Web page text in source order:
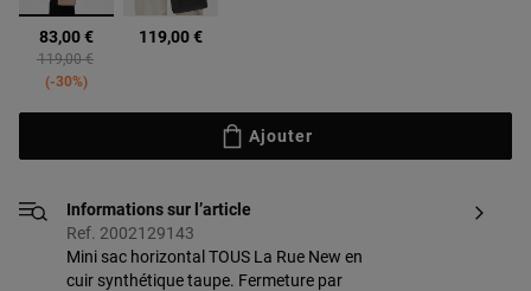
sélectionné
83,00 €
Price reduced from
119,00 €to
-30%
119,00 €
Ajouter
Informations sur l’article
Ref. 2002129143
Mini sac horizontal TOUS La Rue New en
cuir synthétique taupe. Fermeture par